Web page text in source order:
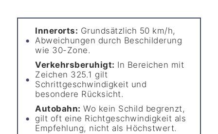
Innerorts: Grundsätzlich 50 km/h,
Abweichungen durch Beschilderung
wie 30-Zone.
Verkehrsberuhigt: In Bereichen mit
Zeichen 325.1 gilt
Schrittgeschwindigkeit und
besondere Rücksicht.
Autobahn: Wo kein Schild begrenzt,
gilt oft eine Richtgeschwindigkeit als
Empfehlung, nicht als Höchstwert.